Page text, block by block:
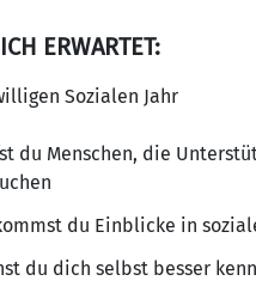
ERWARTET:
Sozialen Jahr
du Menschen, die
du Einblicke in
du dich selbst besser